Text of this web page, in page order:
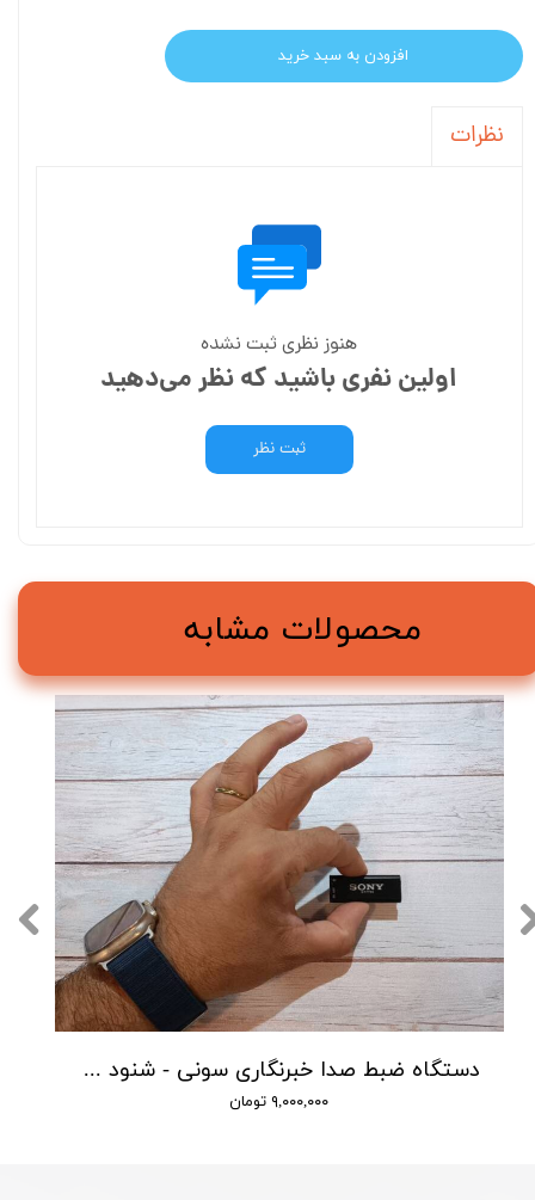
افزودن به سبد خرید
نظرات
هنوز نظری ثبت نشده
اولین نفری باشید که نظر می‌دهید
ثبت نظر
دستگاه ضبط صدا خبرنگاری سونی - شنود صدا
۹,۰۰۰,۰۰۰ تومان
محصولات مشابه